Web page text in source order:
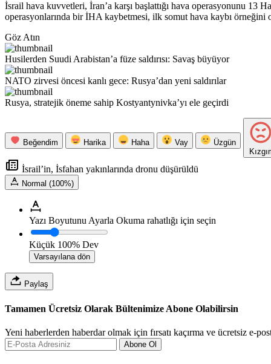
İsrail hava kuvvetleri, İran’a karşı başlattığı hava operasyonunu 13
operasyonlarında bir İHA kaybetmesi, ilk somut hava kaybı örneğini
Göz Atın
Husilerden Suudi Arabistan’a füze saldırısı: Savaş büyüyor
NATO zirvesi öncesi kanlı gece: Rusya’dan yeni saldırılar
Rusya, stratejik öneme sahip Kostyantynivka’yı ele geçirdi
Beğendim Harika Haha Vay
Üzgün
İsrail’in, İsfahan yakınlarında dronu düşürüldü
Normal (100%)
Yazı Boyutunu Ayarla Okuma rahatlığı için seçin
Küçük 100% Dev
Varsayılana dön
Paylaş
Tamamen Ücretsiz Olarak Bültenimize Abone Olabilirsin
Yeni haberlerden haberdar olmak için fırsatı kaçırma ve ücretsiz e-
Abone Ol